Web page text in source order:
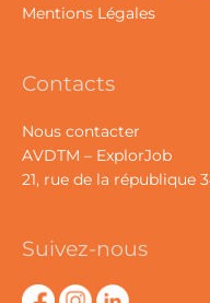
Mentions Légales
Contacts
Nous contacter
AVDTM – ExplorJob
21, rue de la république
Suivez-nous